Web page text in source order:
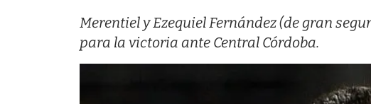
Merentiel y Ezequiel Fernández (de gran
para la victoria ante Central Córdoba.